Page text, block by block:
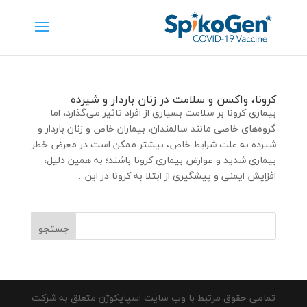
کرونا، واکسن و سلامت در زنان باردار و شیرده
بیماری کرونا بر سلامت بسیاری از افراد تاثیر می‌گذارد، اما
گروه‌های خاصی مانند سالمندان، بیماران خاص و زنان باردار و
شیرده به علت شرایط خاص، بیشتر ممکن است در معرض خطر
بیماری شدید و عوارض بیماری کرونا باشند؛ به همین دلیل،
افزایش ایمنی و پیشگیری از ابتلا به کرونا در این...
تمامی حقوق مرتبط با وب سایت اسپایکوژن متعلق به شرکت